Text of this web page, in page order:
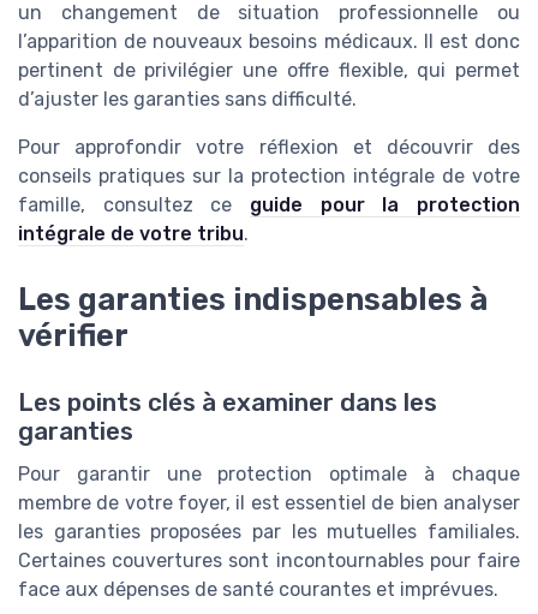
un changement de situation professionnelle ou
l’apparition de nouveaux besoins médicaux. Il est donc
pertinent de privilégier une offre flexible, qui permet
d’ajuster les garanties sans difficulté.
Pour approfondir votre réflexion et découvrir des
conseils pratiques sur la protection intégrale de votre
famille, consultez ce guide pour la protection
intégrale de votre tribu.
Les garanties indispensables à
vérifier
Les points clés à examiner dans les
garanties
Pour garantir une protection optimale à chaque
membre de votre foyer, il est essentiel de bien analyser
les garanties proposées par les mutuelles familiales.
Certaines couvertures sont incontournables pour faire
face aux dépenses de santé courantes et imprévues.